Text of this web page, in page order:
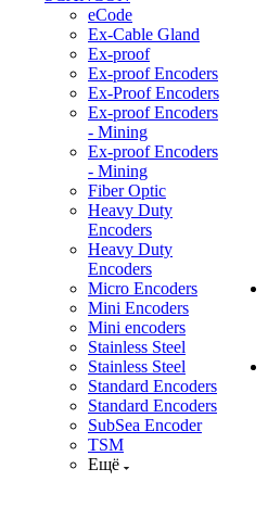
eCode
Ex-Cable Gland
Ex-proof
Ex-proof Encoders
Ex-Proof Encoders
Ex-proof Encoders
- Mining
Ex-proof Encoders
- Mining
Fiber Optic
Heavy Duty
Encoders
Heavy Duty
Encoders
Micro Encoders
Mini Encoders
Mini encoders
Stainless Steel
Stainless Steel
Standard Encoders
Standard Encoders
SubSea Encoder
TSM
Ещё